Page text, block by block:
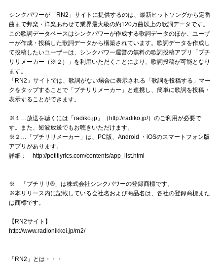
ぶいマガ！ by muevo
Follow us
Official SNS
シンクパワーが「RN2」サイトに提供するのは、最新ヒットソングから定番
曲まで邦楽・洋楽あわせて業界最大級の約120万曲以上の歌詞データです。
この歌詞データベースはシンクパワーが作成する歌詞データのほか、ユーザ
ーが作成・投稿した歌詞データから構築されています。歌詞データを作成し
て投稿したいユーザーは、シンクパワー運営の無料の歌詞投稿アプリ「プチ
リリメーカー（※２）」を利用いただくことにより、歌詞投稿が可能となり
ます。
「RN2」サイトでは、歌詞がない場合に表示される「歌詞を投稿する」マー
クをタップすることで「プチリリメーカー」と連携し、簡単に歌詞を投稿・
表示することができます。
※１…放送を聴くには「radiko.jp」（http://radiko.jp/）のご利用が必要で
す。また、短波放送でもお聴きいただけます。
※２…「プチリリメーカー」は、PC版、Android ・iOSのスマートフォン版
アプリがあります。
詳細： http://petitlyrics.com/contents/app_list.html
※ 「プチリリ®」は株式会社シンクパワーの登録商標です。
※本リリース内に記載している会社名および商品名は、各社の登録商標また
は商標です。
【RN2サイト】
http://www.radionikkei.jp/rn2/
「RN2」とは・・・